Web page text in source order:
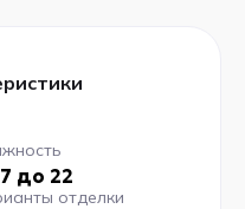
до 22
отделки